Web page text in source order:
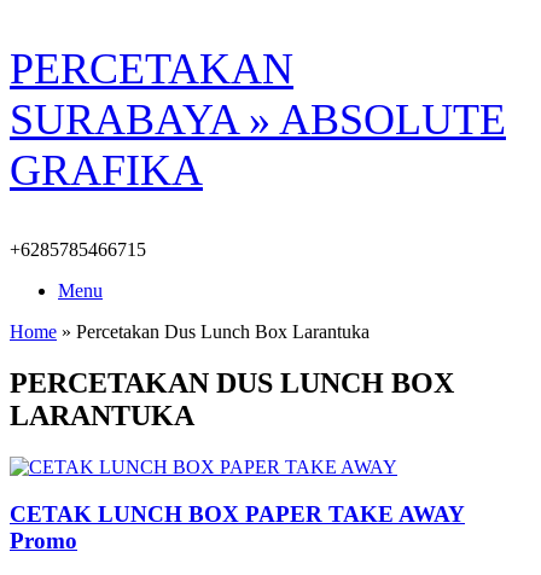
Skip
to
content
PERCETAKAN
SURABAYA » ABSOLUTE
GRAFIKA
+6285785466715
Menu
Home » Percetakan Dus Lunch Box Larantuka
PERCETAKAN DUS LUNCH BOX
LARANTUKA
CETAK LUNCH BOX PAPER TAKE AWAY
Promo